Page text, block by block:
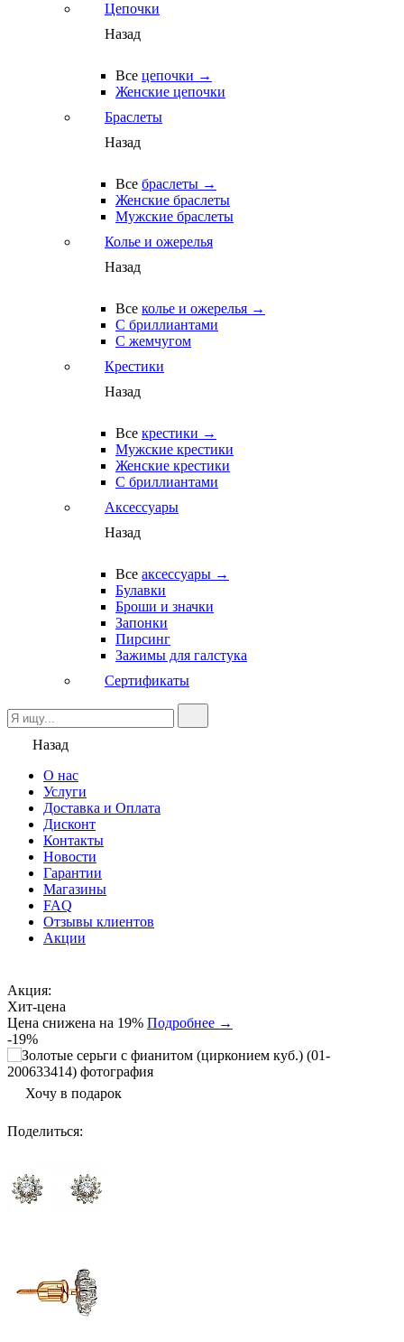
Цепочки
Назад
Все цепочки →
Женские цепочки
Браслеты
Назад
Все браслеты →
Женские браслеты
Мужские браслеты
Колье и ожерелья
Назад
Все колье и ожерелья →
С бриллиантами
С жемчугом
Крестики
Назад
Все крестики →
Мужские крестики
Женские крестики
С бриллиантами
Аксессуары
Назад
Все аксессуары →
Булавки
Броши и значки
Запонки
Пирсинг
Зажимы для галстука
Сертификаты
Назад
О нас
Услуги
Доставка и Оплата
Дисконт
Контакты
Новости
Гарантии
Магазины
FAQ
Отзывы клиентов
Акции
Акция:
Хит-цена
Цена снижена на 19% Подробнее →
-19%
Хочу в подарок
Поделиться: